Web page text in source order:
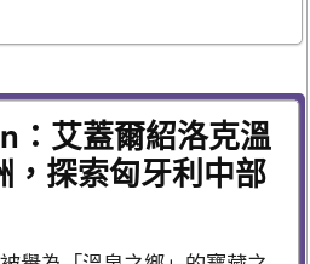
艾蓋爾紹洛克溫
，探索匈牙利中部